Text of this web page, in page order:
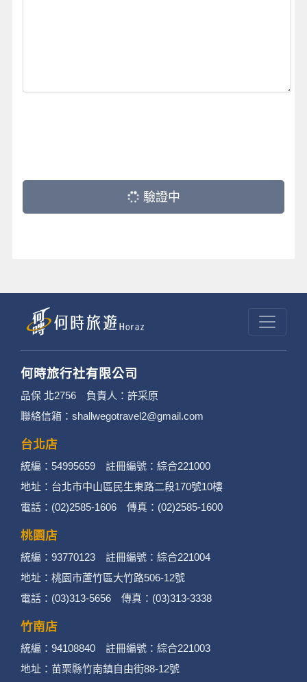
驗證中
何時旅行社有限公司
品保 北2756 負責人：許采原
聯絡信箱：shallwegotravel2@gmail.com
台北店
統編：54995659 註冊編號：綜合221000
地址：台北市中山區民生東路二段170號10樓
電話：(02)2585-1606 傳真：(02)2585-1600
桃園店
統編：93770123 註冊編號：綜合221004
地址：桃園市蘆竹區大竹路506-12號
電話：(03)313-5656 傳真：(03)313-3338
竹南店
統編：94108840 註冊編號：綜合221003
地址：苗栗縣竹南鎮自由街88-12號